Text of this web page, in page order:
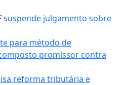
suspende julgamento sobre
para método de
promissor contra
reforma tributária e